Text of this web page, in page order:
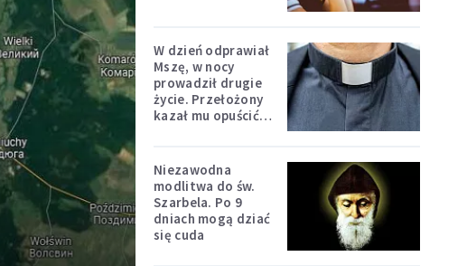
W dzień odprawiał
Mszę, w nocy
prowadził drugie
życie. Przełożony
kazał mu opuścić
Niezawodna
modlitwa do św.
Szarbela. Po 9
dniach mogą dziać
się cuda